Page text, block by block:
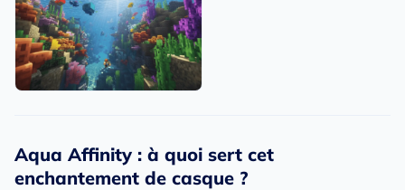
Aqua Affinity : à quoi sert cet
enchantement de casque ?